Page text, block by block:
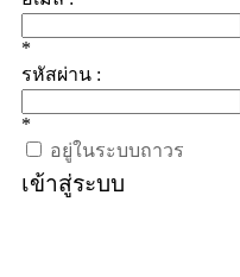
*
รหัสผ่าน :
*
อยู่ในระบบถาวร
เข้าสู่ระบบ